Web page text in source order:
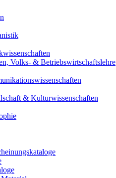
Volks- & Betriebswirtschaftslehre
& Kulturwissenschaften